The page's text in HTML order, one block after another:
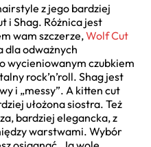
z jego bardziej
i Shag. Różnica jest
wam szczerze,Wolf Cut
dla odważnych
wycieniowanym czubkiem
rock’n’roll. Shag jest
i „messy”. A kitten cut
ułożona siostra. Też
bardziej elegancka, z
warstwami. Wybór